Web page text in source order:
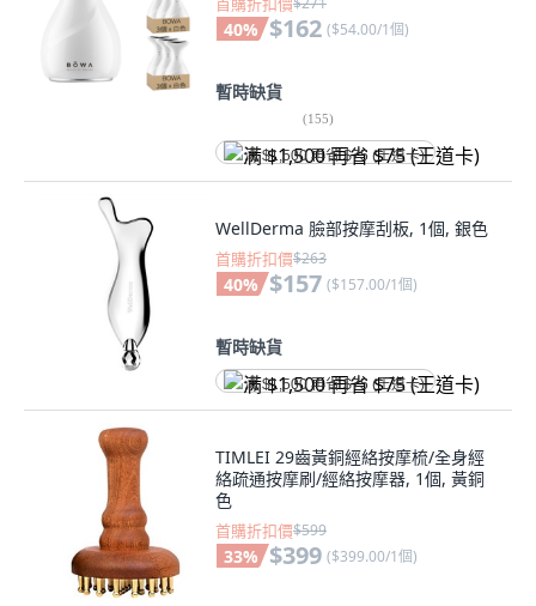
40% $162 ($54.00/1個)
暫時缺貨
(155)
满 $1,500 再省 $75 (王道卡)
WellDerma 臉部按摩刮板, 1個, 銀色
首購折扣價$263
40% $157 ($157.00/1個)
暫時缺貨
满 $1,500 再省 $75 (王道卡)
TIMLEI 29齒黃銅經絡按摩梳/全身經
絡疏通按摩刷/經絡按摩器, 1個, 黃銅
色
首購折扣價$599
33% $399 ($399.00/1個)